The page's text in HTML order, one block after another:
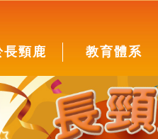
長頸鹿 教育體系